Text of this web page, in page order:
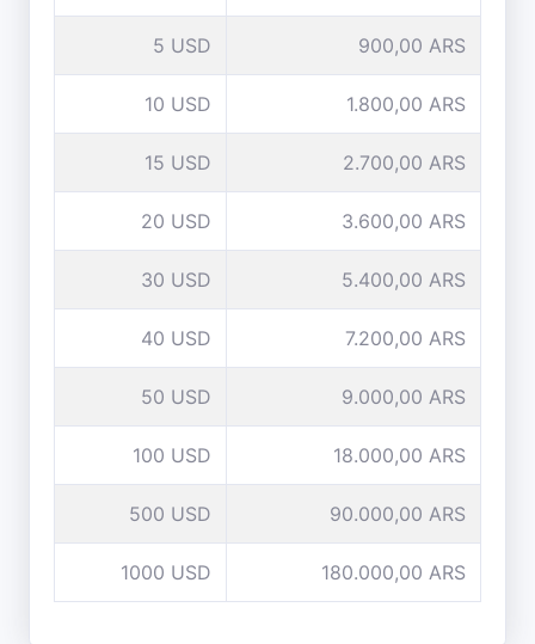
5 USD 900,00 ARS
10 USD 1.800,00 ARS
15 USD 2.700,00 ARS
20 USD 3.600,00 ARS
30 USD 5.400,00 ARS
40 USD 7.200,00 ARS
50 USD 9.000,00 ARS
100 USD 18.000,00 ARS
500 USD 90.000,00 ARS
1000 USD 180.000,00 ARS